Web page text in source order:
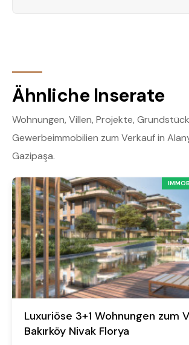
Ähnliche Inserate
Wohnungen, Villen, Projekte,
Gewerbeimmobilien zum Verkauf in
Gazipaşa.
Luxuriöse 3+1 Wohnungen zum
Bakırköy Nivak Florya